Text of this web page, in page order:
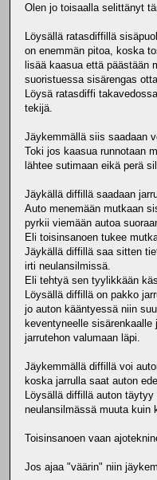
Olen jo toisaalla selittänyt
Löysällä ratasdiffillä
on enemmän pitoa, koska
lisää kaasua että päästään
suoristuessa sisärengas
Löysä ratasdiffi
tekijä.
Jäykemmällä siis saadaan
Toki jos kaasua runnotaan
lähtee sutimaan eikä perä
Jäykällä diffillä saadaan
Auto menemään mutkaan
pyrkii viemään autoa
Eli toisinsanoen tukee
Jäykällä diffillä saa sitten
irti neulansilmissä.
Eli tehtyä sen tyylikkään
Löysällä diffillä on pakko
jo auton kääntyessä niin
keventyneelle
jarrutehon valumaan läpi.
Jäykemmällä diffillä voi
koska jarrulla saat auton
Löysällä diffillä auton
neulansilmässä muuta kuin
Toisinsanoen vaan
Jos ajaa "väärin" niin